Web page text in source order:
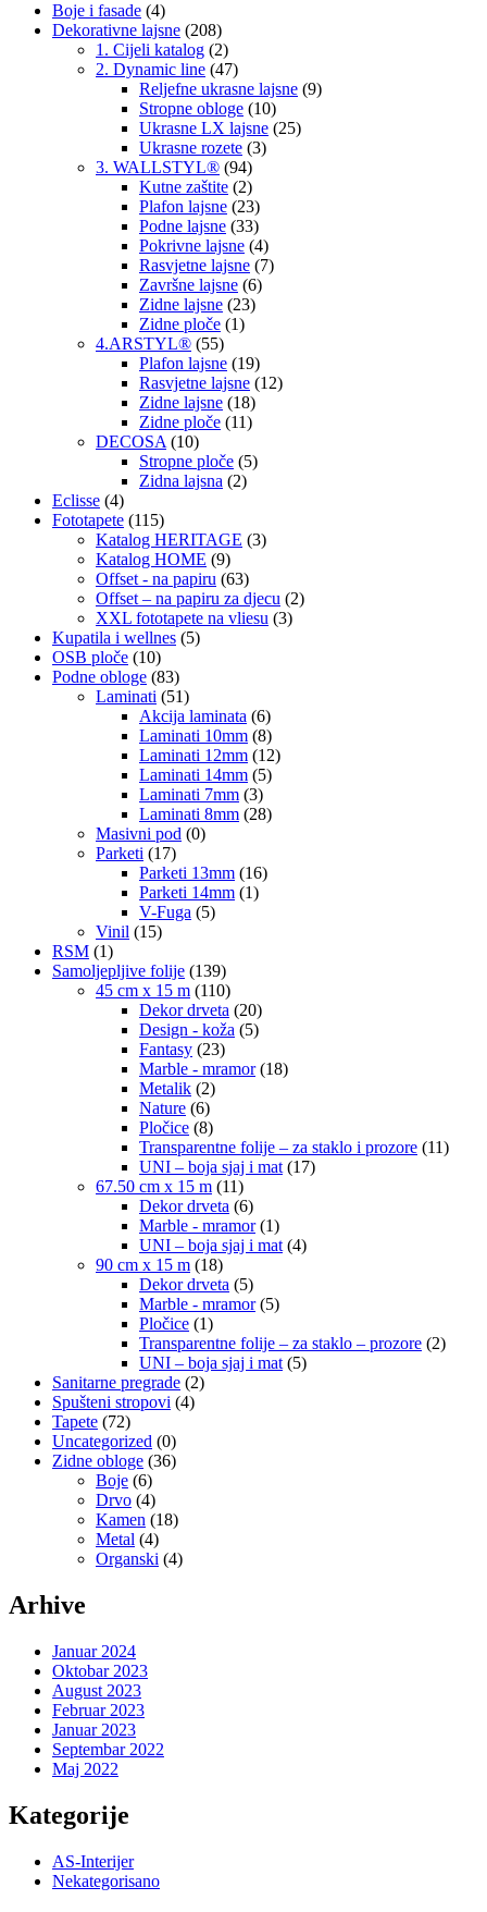
Boje i fasade (4)
Dekorativne lajsne (208)
1. Cijeli katalog (2)
2. Dynamic line (47)
Reljefne ukrasne lajsne (9)
Stropne obloge (10)
Ukrasne LX lajsne (25)
Ukrasne rozete (3)
3. WALLSTYL® (94)
Kutne zaštite (2)
Plafon lajsne (23)
Podne lajsne (33)
Pokrivne lajsne (4)
Rasvjetne lajsne (7)
Završne lajsne (6)
Zidne lajsne (23)
Zidne ploče (1)
4.ARSTYL® (55)
Plafon lajsne (19)
Rasvjetne lajsne (12)
Zidne lajsne (18)
Zidne ploče (11)
DECOSA (10)
Stropne ploče (5)
Zidna lajsna (2)
Eclisse (4)
Fototapete (115)
Katalog HERITAGE (3)
Katalog HOME (9)
Offset - na papiru (63)
Offset – na papiru za djecu (2)
XXL fototapete na vliesu (3)
Kupatila i wellnes (5)
OSB ploče (10)
Podne obloge (83)
Laminati (51)
Akcija laminata (6)
Laminati 10mm (8)
Laminati 12mm (12)
Laminati 14mm (5)
Laminati 7mm (3)
Laminati 8mm (28)
Masivni pod (0)
Parketi (17)
Parketi 13mm (16)
Parketi 14mm (1)
V-Fuga (5)
Vinil (15)
RSM (1)
Samoljepljive folije (139)
45 cm x 15 m (110)
Dekor drveta (20)
Design - koža (5)
Fantasy (23)
Marble - mramor (18)
Metalik (2)
Nature (6)
Pločice (8)
Transparentne folije – za staklo i prozore (11)
UNI – boja sjaj i mat (17)
67.50 cm x 15 m (11)
Dekor drveta (6)
Marble - mramor (1)
UNI – boja sjaj i mat (4)
90 cm x 15 m (18)
Dekor drveta (5)
Marble - mramor (5)
Pločice (1)
Transparentne folije – za staklo – prozore (2)
UNI – boja sjaj i mat (5)
Sanitarne pregrade (2)
Spušteni stropovi (4)
Tapete (72)
Uncategorized (0)
Zidne obloge (36)
Boje (6)
Drvo (4)
Kamen (18)
Metal (4)
Organski (4)
Arhive
Januar 2024
Oktobar 2023
August 2023
Februar 2023
Januar 2023
Septembar 2022
Maj 2022
Kategorije
AS-Interijer
Nekategorisano